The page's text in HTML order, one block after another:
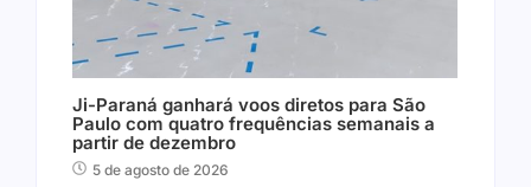
Ji-Paraná ganhará voos diretos para São
Paulo com quatro frequências semanais a
partir de dezembro
5 de agosto de 2026